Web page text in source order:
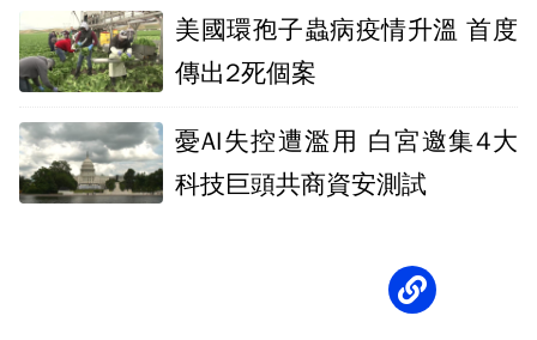
美國環孢子蟲病疫情升溫 首度
傳出2死個案
憂AI失控遭濫用 白宮邀集4大
科技巨頭共商資安測試